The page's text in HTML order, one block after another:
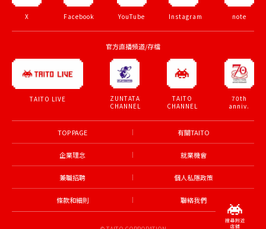
X Facebook YouTube Instagram note
官方直播頻道/存檔
TAITO LIVE
ZUNTATA
CHANNEL
TAITO
CHANNEL
70th
anniv.
TOP PAGE 有關TAITO
企業理念 就業機會
兼職招聘 個人私隱政策
條款和細則 聯絡我們